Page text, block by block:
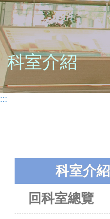
科室介紹
:::
科室介紹
回科室總覽